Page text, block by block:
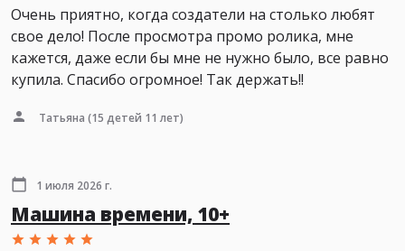
Очень приятно, когда создатели на столько любят
свое дело! После просмотра промо ролика, мне
кажется, даже если бы мне не нужно было, все равно
купила. Спасибо огромное! Так держать!!
Татьяна (15 детей 11 лет)
1 июля 2026 г.
Машина времени, 10+